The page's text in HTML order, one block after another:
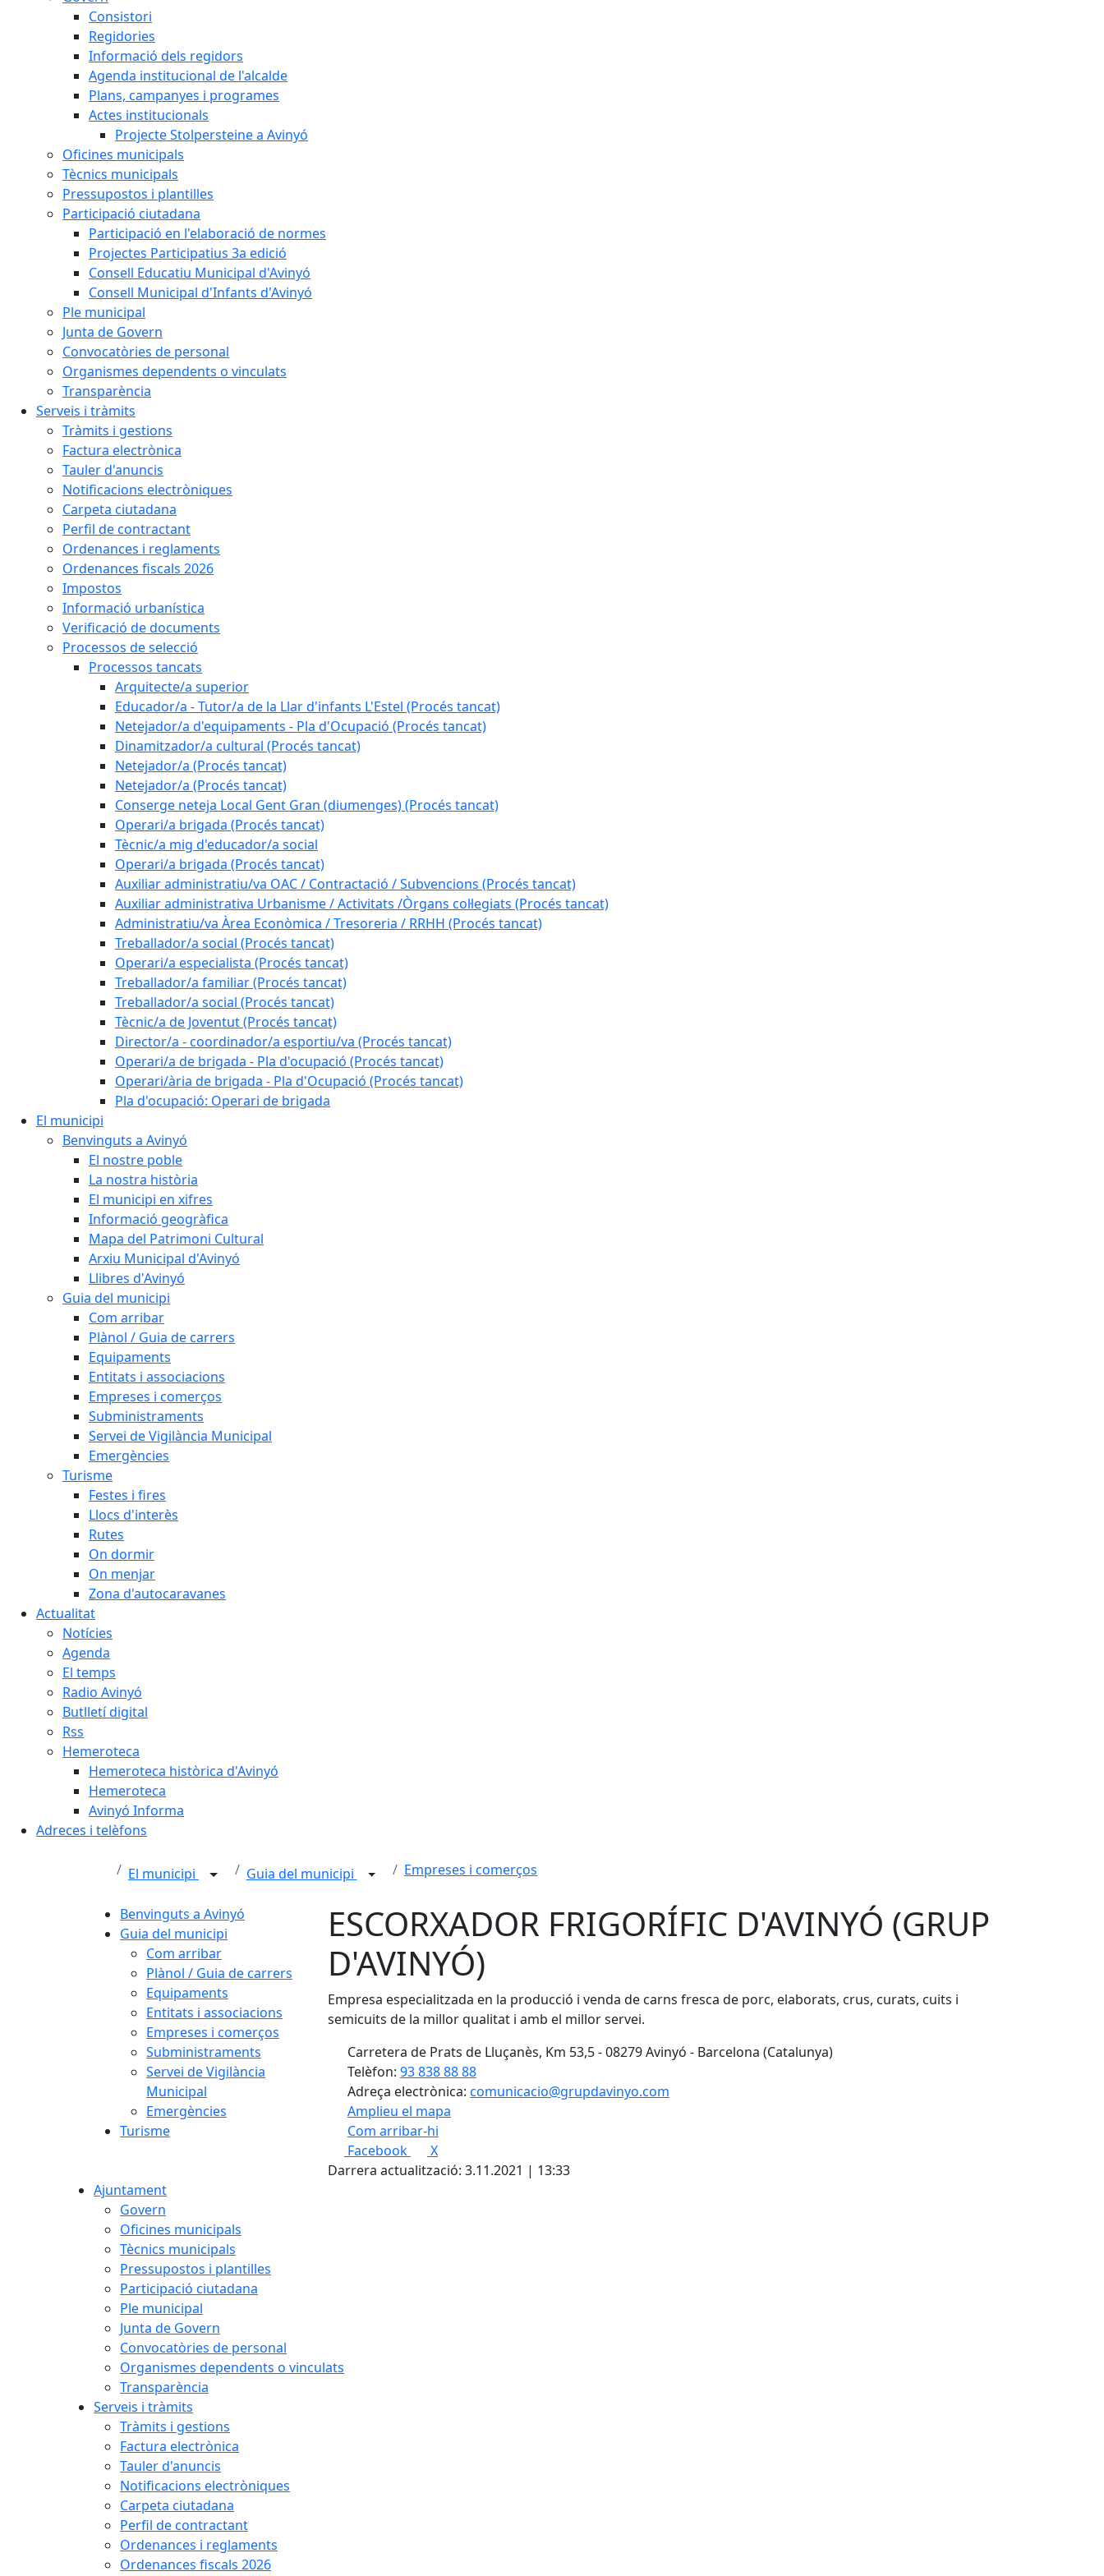
Consistori
Regidories
Informació dels regidors
Agenda institucional de l'alcalde
Plans, campanyes i programes
Actes institucionals
Projecte Stolpersteine a Avinyó
Oficines municipals
Tècnics municipals
Pressupostos i plantilles
Participació ciutadana
Participació en l'elaboració de normes
Projectes Participatius 3a edició
Consell Educatiu Municipal d'Avinyó
Consell Municipal d'Infants d'Avinyó
Ple municipal
Junta de Govern
Convocatòries de personal
Organismes dependents o vinculats
Transparència
Serveis i tràmits
Tràmits i gestions
Factura electrònica
Tauler d'anuncis
Notificacions electròniques
Carpeta ciutadana
Perfil de contractant
Ordenances i reglaments
Ordenances fiscals 2026
Impostos
Informació urbanística
Verificació de documents
Processos de selecció
Processos tancats
Arquitecte/a superior
Educador/a - Tutor/a de la Llar d'infants L'Estel (Procés tancat)
Netejador/a d'equipaments - Pla d'Ocupació (Procés tancat)
Dinamitzador/a cultural (Procés tancat)
Netejador/a (Procés tancat)
Netejador/a (Procés tancat)
Conserge neteja Local Gent Gran (diumenges) (Procés tancat)
Operari/a brigada (Procés tancat)
Tècnic/a mig d'educador/a social
Operari/a brigada (Procés tancat)
Auxiliar administratiu/va OAC / Contractació / Subvencions (Procés tancat)
Auxiliar administrativa Urbanisme / Activitats /Òrgans col·legiats (Procés tancat)
Administratiu/va Àrea Econòmica / Tresoreria / RRHH (Procés tancat)
Treballador/a social (Procés tancat)
Operari/a especialista (Procés tancat)
Treballador/a familiar (Procés tancat)
Treballador/a social (Procés tancat)
Tècnic/a de Joventut (Procés tancat)
Director/a - coordinador/a esportiu/va (Procés tancat)
Operari/a de brigada - Pla d'ocupació (Procés tancat)
Operari/ària de brigada - Pla d'Ocupació (Procés tancat)
Pla d'ocupació: Operari de brigada
El municipi
Benvinguts a Avinyó
El nostre poble
La nostra història
El municipi en xifres
Informació geogràfica
Mapa del Patrimoni Cultural
Arxiu Municipal d'Avinyó
Llibres d'Avinyó
Guia del municipi
Com arribar
Plànol / Guia de carrers
Equipaments
Entitats i associacions
Empreses i comerços
Subministraments
Servei de Vigilància Municipal
Emergències
Turisme
Festes i fires
Llocs d'interès
Rutes
On dormir
On menjar
Zona d'autocaravanes
Actualitat
Notícies
Agenda
El temps
Radio Avinyó
Butlletí digital
Rss
Hemeroteca
Hemeroteca històrica d'Avinyó
Hemeroteca
Avinyó Informa
Adreces i telèfons
El municipi Guia del municipi Empreses i comerços
Benvinguts a Avinyó
Guia del municipi
Com arribar
Plànol / Guia de carrers
Equipaments
Entitats i associacions
Empreses i comerços
Subministraments
Servei de Vigilància
Municipal
Emergències
Turisme
ESCORXADOR FRIGORÍFIC D'AVINYÓ (GRUP
D'AVINYÓ)
Empresa especialitzada en la producció i venda de carns fresca de porc, elaborats, crus, curats, cuits i
semicuits de la millor qualitat i amb el millor servei.
Carretera de Prats de Lluçanès, Km 53,5 - 08279 Avinyó - Barcelona (Catalunya)
Telèfon: 93 838 88 88
Adreça electrònica: comunicacio@grupdavinyo.com
Amplieu el mapa
Com arribar-hi
+
Facebook
X
Darrera actualització: 3.11.2021 | 13:33
Ajuntament
Govern
Oficines municipals
Tècnics municipals
Pressupostos i plantilles
Participació ciutadana
Ple municipal
Junta de Govern
Convocatòries de personal
Organismes dependents o vinculats
Transparència
Serveis i tràmits
Tràmits i gestions
Factura electrònica
Tauler d'anuncis
Notificacions electròniques
Carpeta ciutadana
Perfil de contractant
Ordenances i reglaments
Ordenances fiscals 2026